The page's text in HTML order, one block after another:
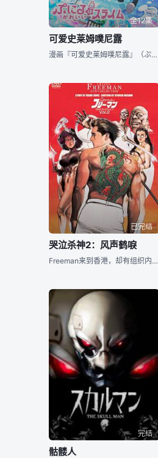
全12集
可爱史莱姆噗尼露
漫画『可爱史莱姆噗尼露』（ぷにるはかわいいスライム）TV动画化企划进行中
已完结
哭泣杀神2：风声鹤唳
Freeman来到香港，却有组织内部的叛徒策划阴谋，阻止他对百八龙的继承
完结
骷髅人